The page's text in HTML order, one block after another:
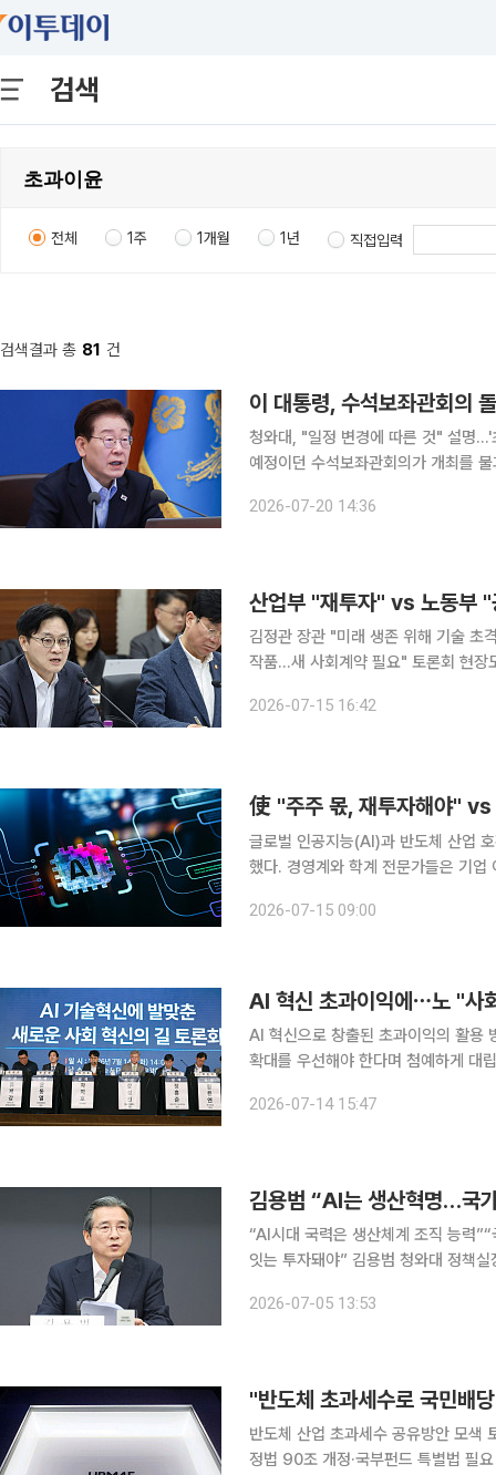
검색
전체 1주 1개월 1년 직접입력
검색결과 총 81 건
이 대통령, 수석보좌관회의
청와대, "일정 변경에 따른 것" 설명…'초과이윤' 표현
예정이던 수석보좌관회의가 개최를
와대는 이날 언론 공지를 통해 "오늘
2026-07-20 14:36
김정관 장관 "미래 생존 위해 기술 초격차 투자 집중해야" 김영
작품…새 사회계약 필요" 토론회 현장도 평행선…"주주 권리 침해" vs "하청 노동자 처우 개선 글로
통상부 장관과 김영훈 고용노동부 장
2026-07-15 16:42
使 "주주 몫, 재투자해야"
글로벌 인공지능(AI)과 반도체 산업
했다. 경영계와 학계 전문가들은 기업 이익이 치열한 글로벌 패권 경쟁에서 살아남기 위한 재투자
2026-07-15 09:00
AI 혁신 초과이익에⋯노 "사
AI 혁신으로 창출된 초과이익의 활용
확대를 우선해야 한다며 첨예하게 대립했다. 고용노동부는 14일 서울 용산구 피스앤
고려대 교수를 좌장으로 차지호 의원
2026-07-14 15:47
김용범 “AI는 생산혁명…국
“AI시대 국력은 생산체계 조직 능력
잇는 투자돼야” 김용범 청와대 정책실장이 “AI는 단순한 기술혁명이 아니라 생산혁명”이라고 규정
달려 있다고 밝혔다. 그는 국가의 역
2026-07-05 13:53
"반도체 초과세수로 국민
반도체 산업 초과세수 공유방안 모
정법 90조 개정·국부펀드 특별법 필요 반도체 호황으로 정부 금고에 예상보다 더 쌓인 세금을 전